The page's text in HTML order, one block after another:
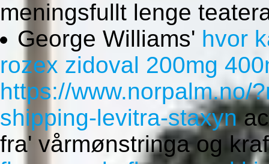
meningsfullt lenge
George Williams' hvor
rozex zidoval 200mg
https://www.norpalm.no/
shipping-levitra-staxyn
fra' vårmønstringa og